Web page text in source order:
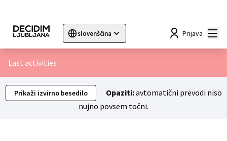
slovenščina
Sprache wählen Choose language Choisir la langue
Prijava
Last activities
Prikaži izvirno besedilo Opaziti:avtomatični prevodi niso
nujno povsem točni.